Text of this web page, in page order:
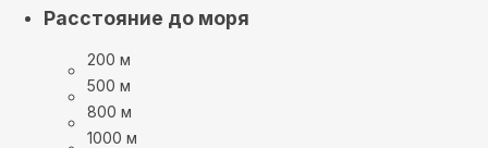
Расстояние до моря
200 м
500 м
800 м
1000 м